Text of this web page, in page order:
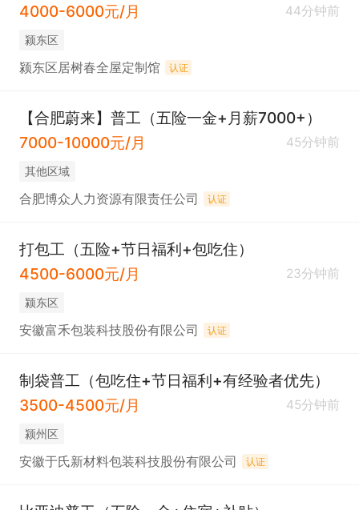
4000-6000元/月
44分钟前
颍东区
颍东区居树春全屋定制馆 认证
【合肥蔚来】普工（五险一金+月薪7000+）
7000-10000元/月
45分钟前
其他区域
合肥博众人力资源有限责任公司 认证
打包工（五险+节日福利+包吃住）
4500-6000元/月
23分钟前
颍东区
安徽富禾包装科技股份有限公司 认证
制袋普工（包吃住+节日福利+有经验者优先）
3500-4500元/月
45分钟前
颍州区
安徽于氏新材料包装科技股份有限公司 认证